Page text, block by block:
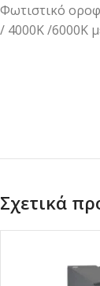
Φωτιστικό
/ 4000Κ /6000K
Σχετικά